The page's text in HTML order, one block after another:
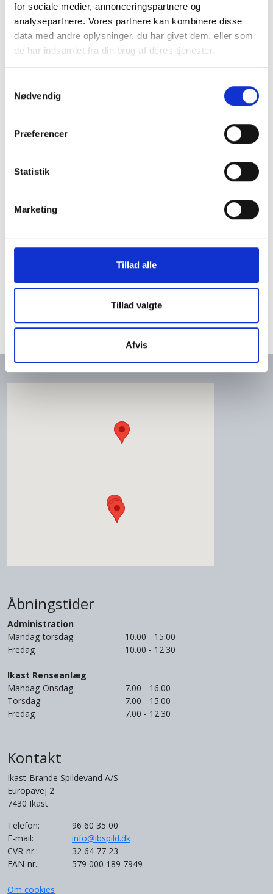
for sociale medier, annonceringspartnere og
analysepartnere. Vores partnere kan kombinere disse
data med andre oplysninger, du har givet dem, eller som
de har indsamlet fra din brug af deres tjenester.
Nødvendig
Præferencer
Statistik
Marketing
Tillad alle
Tillad valgte
Afvis
Quicklinks
Vagttelefon
Priser
Stoppet kloak
Byggemodning
Nyttige links
Åbningstider
Administration
Mandag-torsdag
10.00 - 15.00
Fredag
10.00 - 12.30
Ikast Renseanlæg
Mandag-Onsdag
7.00 - 16.00
Torsdag
7.00 - 15.00
Fredag
7.00 - 12.30
Kontakt
Ikast-Brande Spildevand A/S
Europavej 2
7430 Ikast
Telefon:
96 60 35 00
E-mail:
info@ibspild.dk
CVR-nr.:
32 64 77 23
EAN-nr.:
579 000 189 7949
Om cookies